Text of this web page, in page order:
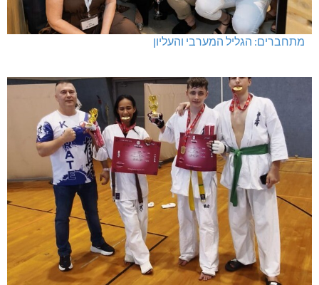
מתחברים: הגליל המערבי והעליון